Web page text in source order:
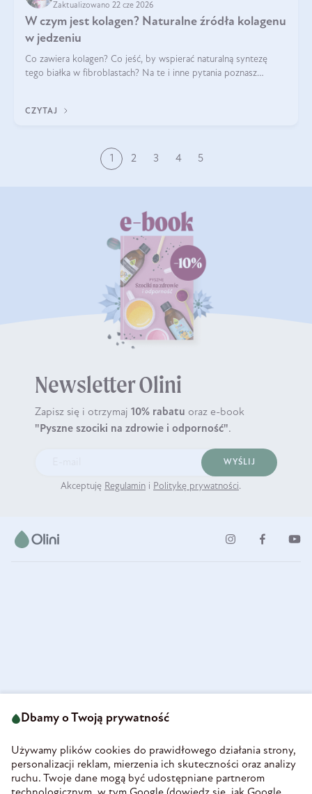
Zaktualizowano 22 cze 2026
W czym jest kolagen? Naturalne źródła kolagenu
w jedzeniu
Co zawiera kolagen? Co jeść, by wspierać naturalną syntezę
tego białka w fibroblastach? Na te i inne pytania poznasz
CZYTAJ
1 2 3 4 5
Newsletter Olini
Zapisz się i otrzymaj 10% rabatu oraz e-book
"Pyszne szociki na zdrowie i odporność".
WYŚLIJ
Akceptuję Regulamin i Politykę prywatności.
58-160 Świebodzice
REGON 890213034
INFORMACJE
Dbamy o Twoją prywatność
Używamy plików cookies do prawidłowego działania strony,
personalizacji reklam, mierzenia ich skuteczności oraz analizy
ruchu. Twoje dane mogą być udostępniane partnerom